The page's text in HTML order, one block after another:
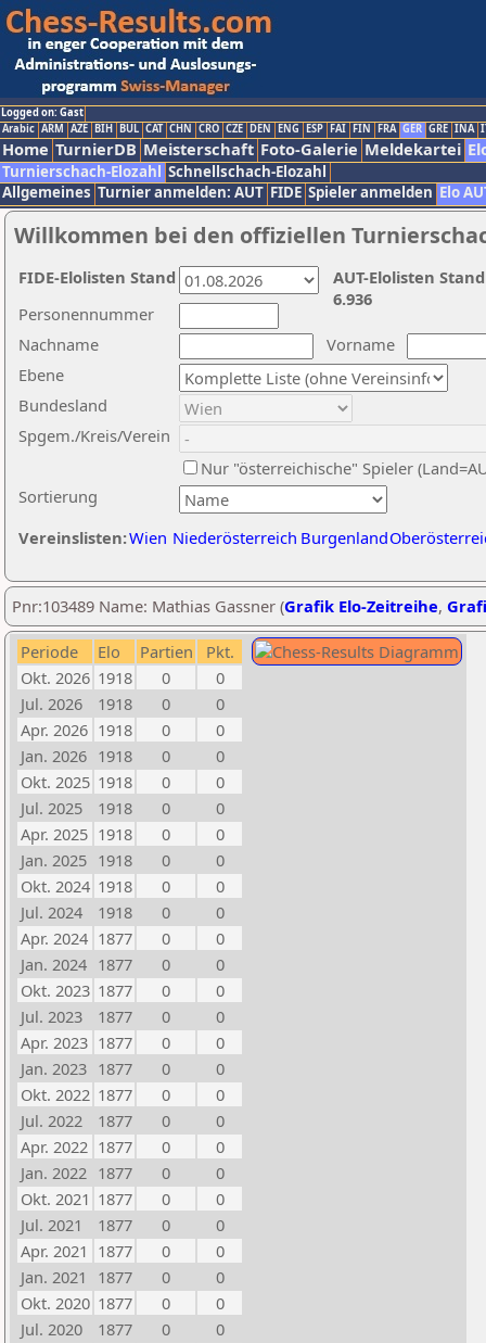
Logged on: Gast
Arabic ARM AZE BIH BUL CAT CHN CRO CZE DEN ENG ESP FAI FIN FRA GER GRE INA
Home TurnierDB Meisterschaft Foto-Galerie Meldekartei
Turnierschach-Elozahl Schnellschach-Elozahl
Allgemeines Turnier anmelden: AUT FIDE Spieler anmelden Elo
Willkommen bei den offiziellen
Nachname
Vorname
Ebene
Sortierung
Personennummer
Bundesland
Spgem./Kreis/Verein
Nur "österreichische" Spieler
Vereinslisten:Wien Niederösterreich Burgenland
AUT-Elolisten
6.936
FIDE-Elolisten Stand
Pnr:103489 Name: Mathias Gassner (Grafik Elo-Zeitreihe,
Periode Elo Partien
Pkt.
Okt. 2026 1918 0
0
Jul. 2026
1918 0
0
Apr. 2026 1918 0
0
Jan. 2026 1918 0
0
Okt. 2025 1918 0
0
Jul. 2025
1918 0
0
Apr. 2025 1918 0
0
Jan. 2025 1918 0
0
Okt. 2024 1918 0
0
Jul. 2024
1918 0
0
Apr. 2024 1877 0
0
Jan. 2024 1877 0
0
Okt. 2023 1877 0
0
Jul. 2023
1877 0
0
Apr. 2023 1877 0
0
Jan. 2023 1877 0
0
Okt. 2022 1877 0
0
Jul. 2022
1877 0
0
Apr. 2022 1877 0
0
Jan. 2022 1877 0
0
Okt. 2021 1877 0
0
Jul. 2021
1877 0
0
Apr. 2021 1877 0
0
Jan. 2021
1877 0
0
Okt. 2020 1877 0
0
Jul. 2020
1877 0
0